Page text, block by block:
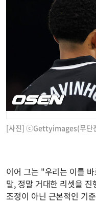
[사진] ⓒGettyimages(무단
이어 그는 "우리는 이를
말, 정말 거대한 리셋을
조정이 아닌 근본적인 기